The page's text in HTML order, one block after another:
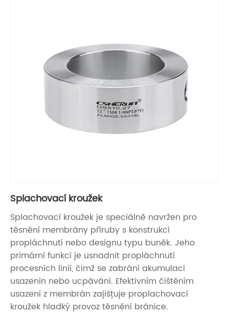
Splachovací kroužek
Splachovací kroužek je speciálně navržen pro
těsnění membrány příruby s konstrukcí
propláchnutí nebo designu typu buněk. Jeho
primární funkcí je usnadnit propláchnutí
procesních linií, čímž se zabrání akumulaci
usazenin nebo ucpávání. Efektivním čištěním
usazení z membrán zajišťuje proplachovací
kroužek hladký provoz těsnění bránice.